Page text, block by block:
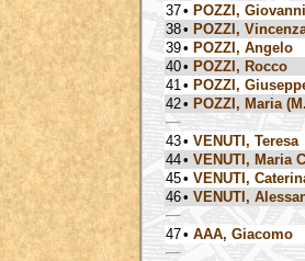
37• POZZI,
38• POZZI,
39• POZZI, Angelo
40• POZZI, Rocco
41 • POZZI,
42• POZZI, Maria
43• VENUTI, Teresa
44• VENUTI, Maria
45• VENUTI,
46• VENUTI,
47• AAA, Giacomo